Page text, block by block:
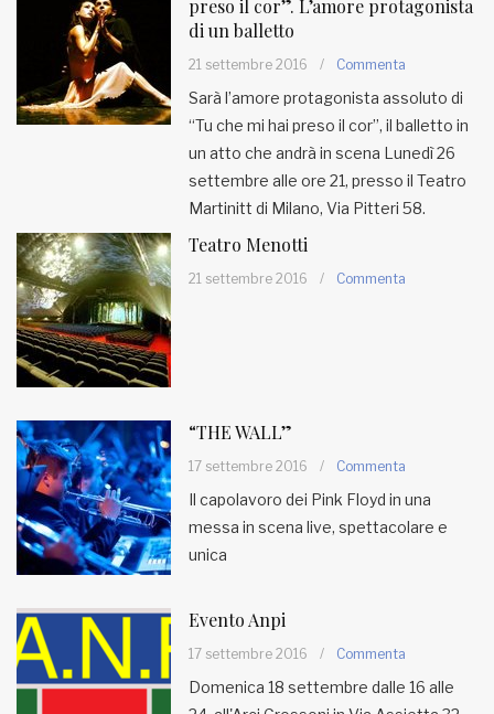
preso il cor”. L’amore protagonista
di un balletto
21 settembre 2016 / Commenta
Sarà l’amore protagonista assoluto di
“Tu che mi hai preso il cor”, il balletto in
un atto che andrà in scena Lunedì 26
settembre alle ore 21, presso il Teatro
Martinitt di Milano, Via Pitteri 58.
Teatro Menotti
21 settembre 2016 / Commenta
“THE WALL”
17 settembre 2016 / Commenta
Il capolavoro dei Pink Floyd in una
messa in scena live, spettacolare e
unica
Evento Anpi
17 settembre 2016 / Commenta
Domenica 18 settembre dalle 16 alle